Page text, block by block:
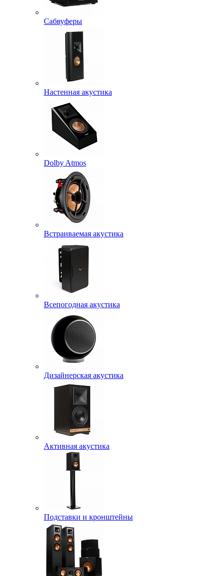
Сабвуферы
Настенная акустика
Dolby Atmos
Встраиваемая акустика
Всепогодная акустика
Дизайнерская акустика
Активная акустика
Подставки и кронштейны